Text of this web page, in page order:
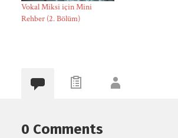
Vokal Miksi için Mini
Rehber (2. Bölüm)
0 Comments